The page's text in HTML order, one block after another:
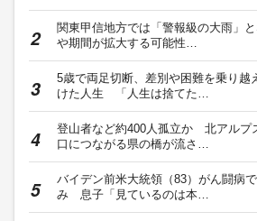
関東甲信地方では「警報級の大雨」
や期間が拡大する可能性…
5歳で両足切断、差別や困難を乗り越
けた人生 「人生は捨てた…
登山者など約400人孤立か 北アルプ
口につながる県の橋が流さ…
バイデン前米大統領（83）がん闘病
み 息子「見ているのは本…